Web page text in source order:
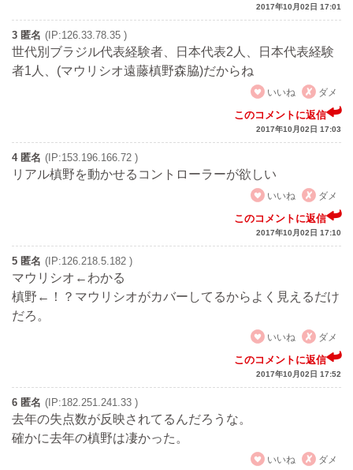
2017年10月02日 17:01
3 匿名 (IP:126.33.78.35 )
世代別ブラジル代表経験者、日本代表2人、日本代表経験
者1人、(マウリシオ遠藤槙野森脇)だからね
いいね
ダメ
このコメントに返信
2017年10月02日 17:03
4 匿名 (IP:153.196.166.72 )
リアル槙野を動かせるコントローラーが欲しい
いいね
ダメ
このコメントに返信
2017年10月02日 17:10
5 匿名 (IP:126.218.5.182 )
マウリシオ←わかる
槙野←！？マウリシオがカバーしてるからよく見えるだけ
だろ。
いいね
ダメ
このコメントに返信
2017年10月02日 17:52
6 匿名 (IP:182.251.241.33 )
去年の失点数が反映されてるんだろうな。
確かに去年の槙野は凄かった。
いいね
ダメ